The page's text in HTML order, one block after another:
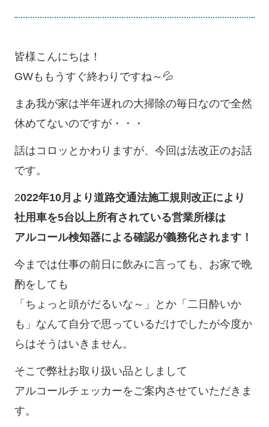
皆様こんにちは！
GWももうすぐ終わりですね～💦
まあ我が家は半年遅れの大掃除の毎日なので全然
休めてないのですが・・・
話はコロッとかわりますが、今回は法改正のお話
です。
2022年10月より道路交通法施工規則改正により
社用車を5台以上所有されている営業所様は
アルコール検知器による確認が義務化されます！
今までは仕事の前日に飲みに言っても、お家で晩
酌をしても
「ちょっと頭がだるいな～」とか「二日酔いか
も」なんて自分で思っているだけでしたが今度か
らはそうはいきません。
そこで弊社お取り扱い品としまして
アルコールチェッカーをご案内させていただきま
す。